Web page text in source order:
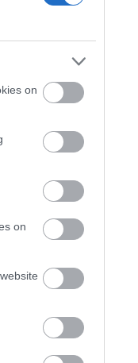
on
on